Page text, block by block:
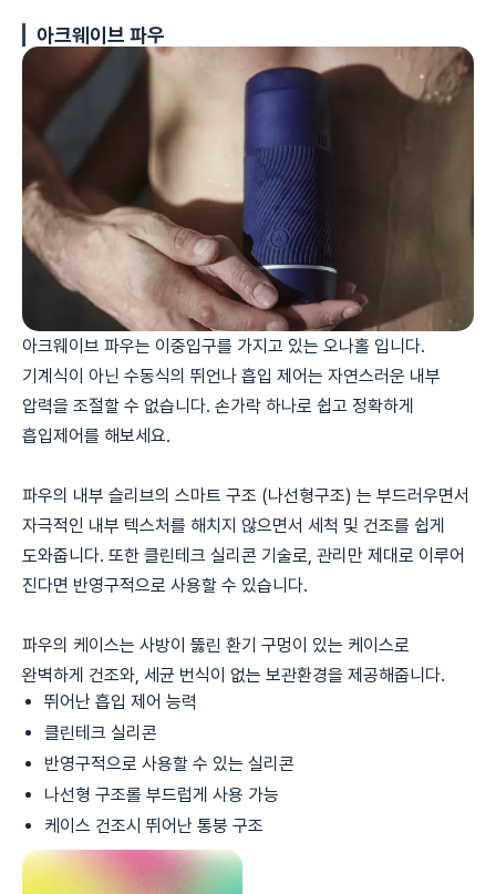
아크웨이브 파우
아크웨이브 파우는 이중입구를 가지고 있는 오나홀 입니다.
기계식이 아닌 수동식의 뛰언나 흡입 제어는 자연스러운 내부
압력을 조절할 수 없습니다. 손가락 하나로 쉽고 정확하게
흡입제어를 해보세요.
파우의 내부 슬리브의 스마트 구조 (나선형구조) 는 부드러우면서
자극적인 내부 텍스처를 해치지 않으면서 세척 및 건조를 쉽게
도와줍니다. 또한 클린테크 실리콘 기술로, 관리만 제대로 이루어
진다면 반영구적으로 사용할 수 있습니다.
파우의 케이스는 사방이 뚫린 환기 구멍이 있는 케이스로
완벽하게 건조와, 세균 번식이 없는 보관환경을 제공해줍니다.
뛰어난 흡입 제어 능력
클린테크 실리콘
반영구적으로 사용할 수 있는 실리콘
나선형 구조롤 부드럽게 사용 가능
케이스 건조시 뛰어난 통붕 구조